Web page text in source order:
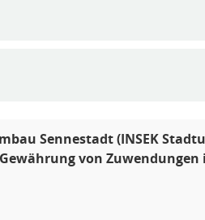
Sennestadt (INSEK
von